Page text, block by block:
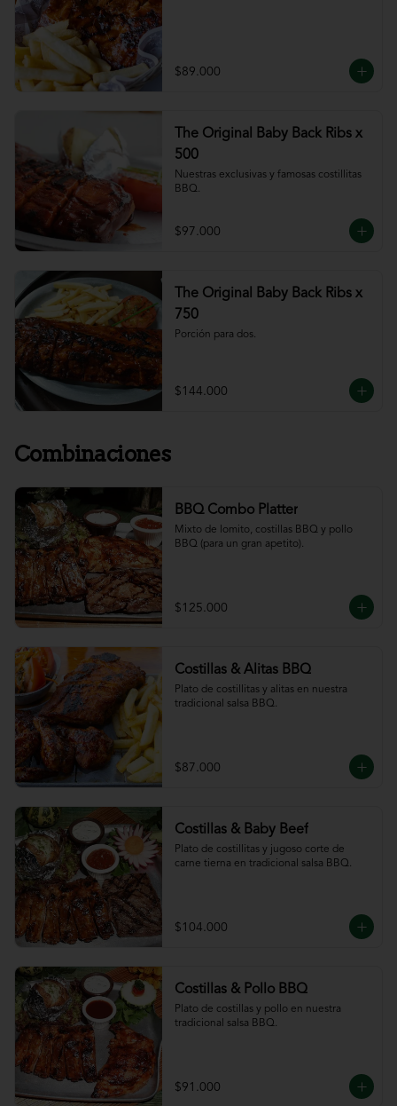
$89.000
The Original Baby Back Ribs x
500
Nuestras exclusivas y famosas costillitas
BBQ.
$97.000
The Original Baby Back Ribs x
750
Porción para dos.
$144.000
Combinaciones
BBQ Combo Platter
Mixto de lomito, costillas BBQ y pollo
BBQ (para un gran apetito).
$125.000
Costillas & Alitas BBQ
Plato de costillitas y alitas en nuestra
tradicional salsa BBQ.
$87.000
Costillas & Baby Beef
Plato de costillitas y jugoso corte de
carne tierna en tradicional salsa BBQ.
$104.000
Costillas & Pollo BBQ
Plato de costillas y pollo en nuestra
tradicional salsa BBQ.
$91.000